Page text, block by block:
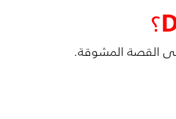
القصة المشوقة.